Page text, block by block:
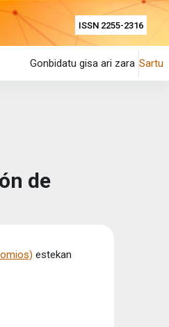
ISSN 2255-2316
Gonbidatu gisa ari zara Sartu
de
estekan